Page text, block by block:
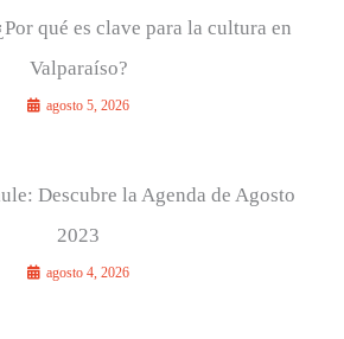
qué es clave para la cultura en
Valparaíso?
agosto 5, 2026
Descubre la Agenda de Agosto
2023
agosto 4, 2026